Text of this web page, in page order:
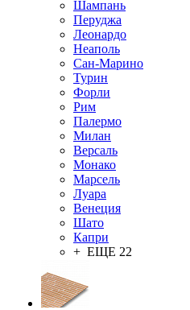
Шампань
Перуджа
Леонардо
Неаполь
Сан-Марино
Турин
Форли
Рим
Палермо
Милан
Версаль
Монако
Марсель
Луара
Венеция
Шато
Капри
+ ЕЩЕ 22